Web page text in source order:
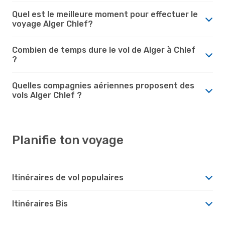
Quel est le meilleure moment pour effectuer le
voyage Alger Chlef?
Combien de temps dure le vol de Alger à Chlef
?
Quelles compagnies aériennes proposent des
vols Alger Chlef ?
Planifie ton voyage
Itinéraires de vol populaires
Itinéraires Bis